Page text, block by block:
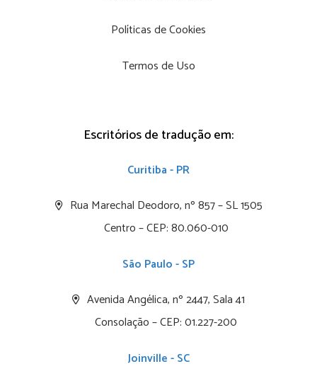
Políticas de Cookies
Termos de Uso
Escritórios de tradução em:
Curitiba - PR
Rua Marechal Deodoro, nº 857 – SL 1505
Centro – CEP: 80.060-010
São Paulo - SP
Avenida Angélica, nº 2447, Sala 41
Consolação – CEP: 01.227-200
Joinville - SC